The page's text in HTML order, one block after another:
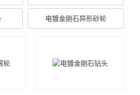
电镀金刚石异形砂轮